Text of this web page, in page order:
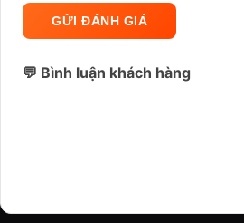
GỬI ĐÁNH GIÁ
💬 Bình luận khách hàng